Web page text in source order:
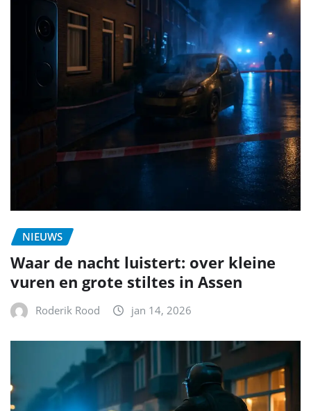
NIEUWS
Waar de nacht luistert: over kleine
vuren en grote stiltes in Assen
Roderik Rood jan 14, 2026